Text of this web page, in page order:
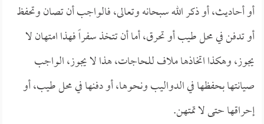
أو أحاديث، أو ذكر الله سبحانه وتعالى، فالواجب أن تصان وتحفظ
أو تدفن في محل طيب أو تحرق، أما أن تتخذ سفراً فهذا امتهان لا
يجوز، وهكذا اتخاذها ملاف للحاجات، هذا لا يجوز، الواجب
صيانتها بحفظها في الدواليب ونحوها، أو دفنها في محل طيب، أو
إحراقها حتى لا تمتهن.